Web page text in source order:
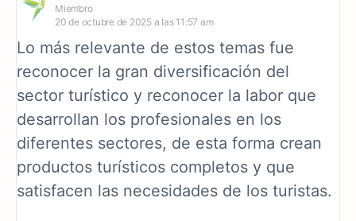
Miembro
20 de octubre de 2025 a las 11:57 am
Lo más relevante de estos temas fue
reconocer la gran diversificación del
sector turístico y reconocer la labor que
desarrollan los profesionales en los
diferentes sectores, de esta forma crean
productos turísticos completos y que
satisfacen las necesidades de los turistas.